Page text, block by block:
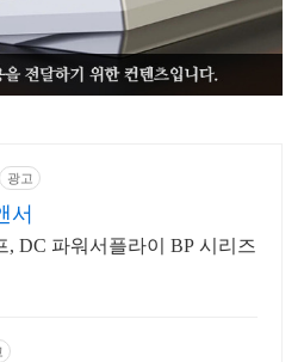
광고
서
, DC 파워서플라이 BP 시리즈